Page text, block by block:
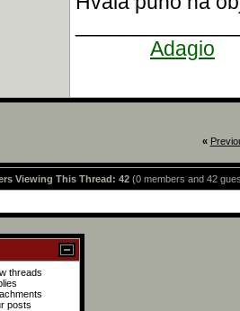
Adagio
«
Viewing This Thread: 42 (0 members and 42
threads
posts